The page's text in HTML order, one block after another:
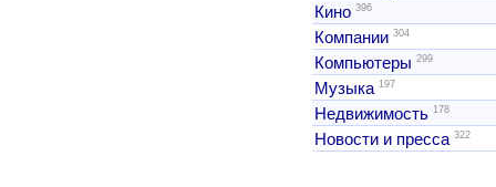
Кино 396
Компании 304
Компьютеры 299
Музыка 197
Недвижимость 178
Новости и пресса 322